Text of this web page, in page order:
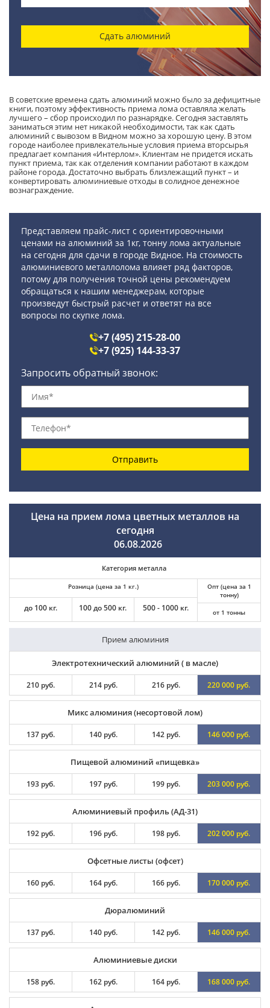
Сдать алюминий
В советские времена сдать алюминий можно было за дефицитные
книги, поэтому эффективность приема лома оставляла желать
лучшего – сбор происходил по разнарядке. Сегодня заставлять
заниматься этим нет никакой необходимости, так как сдать
алюминий с вывозом в Видном можно за хорошую цену. В этом
городе наиболее привлекательные условия приема вторсырья
предлагает компания «Интерлом». Клиентам не придется искать
пункт приема, так как отделения компании работают в каждом
районе города. Достаточно выбрать близлежащий пункт – и
конвертировать алюминиевые отходы в солидное денежное
вознаграждение.
Представляем прайс-лист с ориентировочными
ценами на алюминий за 1кг, тонну лома актуальные
на сегодня для сдачи в городе Видное. На стоимость
алюминиевого металлолома влияет ряд факторов,
потому для получения точной цены рекомендуем
обращаться к нашим менеджерам, которые
произведут быстрый расчет и ответят на все
вопросы по скупке лома.
+7 (495) 215-28-00
+7 (925) 144-33-37
Запросить обратный звонок:
Отправить
Цена на прием лома цветных металлов на
сегодня
06.08.2026
Категория металла
Розница (цена за 1 кг.)
до 100 кг. 100 до 500 кг. 500 - 1000 кг.
Опт (цена за 1
тонну)
от 1 тонны
Прием алюминия
Электротехнический алюминий ( в масле)
210 руб. 214 руб. 216 руб. 220 000 руб.
Микс алюминия (несортовой лом)
137 руб. 140 руб. 142 руб. 146 000 руб.
Пищевой алюминий «пищевка»
193 руб. 197 руб. 199 руб. 203 000 руб.
Алюминиевый профиль (АД-31)
192 руб. 196 руб. 198 руб. 202 000 руб.
Офсетные листы (офсет)
160 руб. 164 руб. 166 руб. 170 000 руб.
Дюралюминий
137 руб. 140 руб. 142 руб. 146 000 руб.
Алюминиевые диски
158 руб. 162 руб. 164 руб. 168 000 руб.